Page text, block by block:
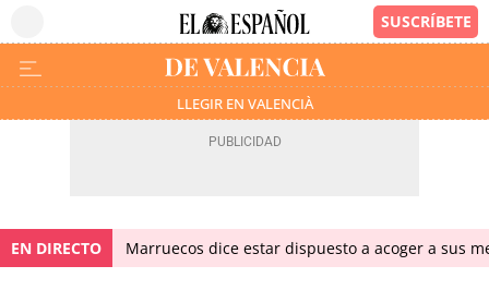
LLEGIR EN VALENCIÀ
EN DIRECTO Marruecos dice estar dispuesto a acoger a sus